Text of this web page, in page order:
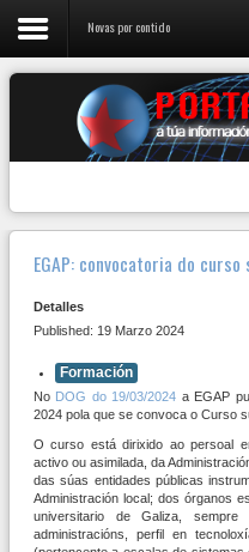
Novas por contido
EGAP: convocatoria do
Detalles
Published: 19 Marzo 2024
Formación
No DOG do 19/03/2024 a EGAP
2024 pola que se convoca o Curso
O curso está dirixido ao persoal
activo ou asimilada, da
das súas entidades públicas
Administración local; dos órganos
universitario de Galiza,
administracións, perfil en